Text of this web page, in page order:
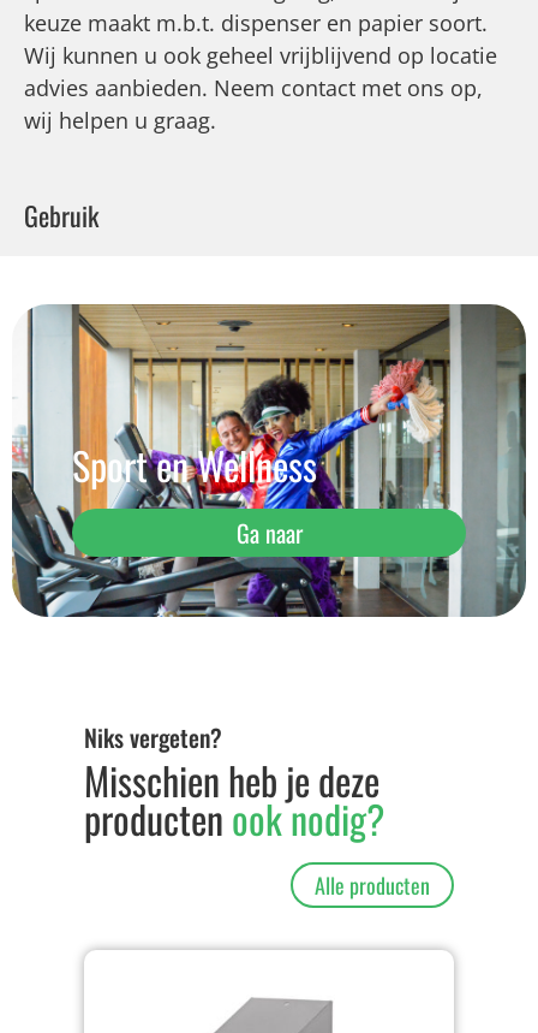
keuze maakt m.b.t. dispenser en papier soort.
Wij kunnen u ook geheel vrijblijvend op locatie
advies aanbieden. Neem contact met ons op,
wij helpen u graag.
Gebruik
Sport en Wellness
Ga naar
Niks vergeten?
Misschien heb je deze
productenook nodig?
Alle producten